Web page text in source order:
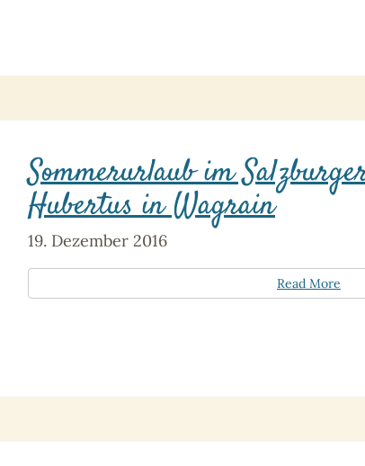
Sommerurlaub im
Hubertus in Wagrain
19. Dezember 2016
Read More